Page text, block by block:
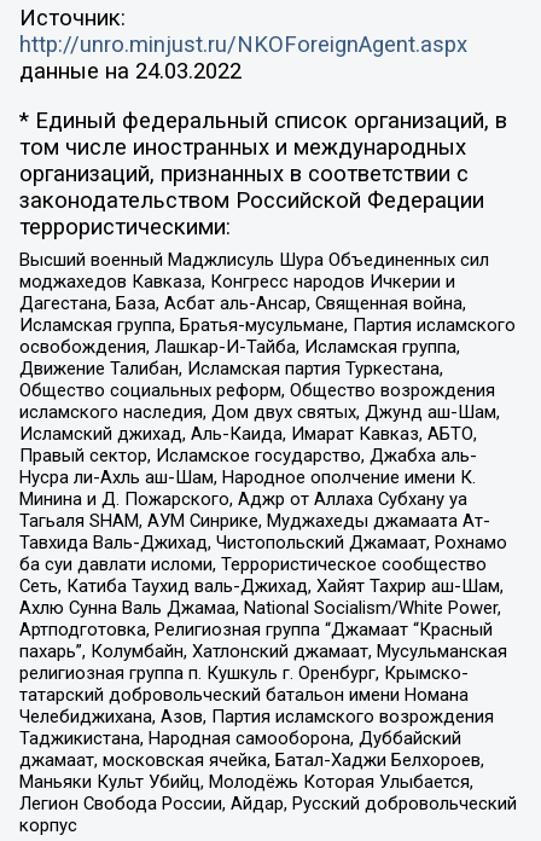
Источник:
http://unro.minjust.ru/NKOForeignAgent.aspx
данные на 24.03.2022
* Единый федеральный список организаций, в
том числе иностранных и международных
организаций, признанных в соответствии с
законодательством Российской Федерации
террористическими:
Высший военный Маджлисуль Шура Объединенных сил
моджахедов Кавказа, Конгресс народов Ичкерии и
Дагестана, База, Асбат аль-Ансар, Священная война,
Исламская группа, Братья-мусульмане, Партия исламского
освобождения, Лашкар-И-Тайба, Исламская группа,
Движение Талибан, Исламская партия Туркестана,
Общество социальных реформ, Общество возрождения
исламского наследия, Дом двух святых, Джунд аш-Шам,
Исламский джихад, Аль-Каида, Имарат Кавказ, АБТО,
Правый сектор, Исламское государство, Джабха аль-
Нусра ли-Ахль аш-Шам, Народное ополчение имени К.
Минина и Д. Пожарского, Аджр от Аллаха Субхану уа
Тагьаля SHAM, АУМ Синрике, Муджахеды джамаата Ат-
Тавхида Валь-Джихад, Чистопольский Джамаат, Рохнамо
ба суи давлати исломи, Террористическое сообщество
Сеть, Катиба Таухид валь-Джихад, Хайят Тахрир аш-Шам,
Ахлю Сунна Валь Джамаа, National Socialism/White Power,
Артподготовка, Религиозная группа “Джамаат “Красный
пахарь”, Колумбайн, Хатлонский джамаат, Мусульманская
религиозная группа п. Кушкуль г. Оренбург, Крымско-
татарский добровольческий батальон имени Номана
Челебиджихана, Азов, Партия исламского возрождения
Таджикистана, Народная самооборона, Дуббайский
джамаат, московская ячейка, Батал-Хаджи Белхороев,
Маньяки Культ Убийц, Молодёжь Которая Улыбается,
Легион Свобода России, Айдар, Русский добровольческий
корпус